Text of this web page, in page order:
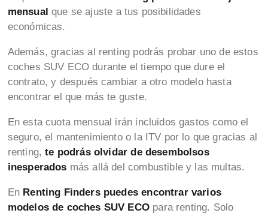
mensual que se ajuste a tus posibilidades
económicas.
Además, gracias al renting podrás probar uno de estos
coches SUV ECO durante el tiempo que dure el
contrato, y después cambiar a otro modelo hasta
encontrar el que más te guste.
En esta cuota mensual irán incluidos gastos como el
seguro, el mantenimiento o la ITV por lo que gracias al
renting,te podrás olvidar de desembolsos
inesperados más allá del combustible y las multas.
En Renting Finders puedes encontrar varios
modelos de coches SUV ECO para renting. Solo